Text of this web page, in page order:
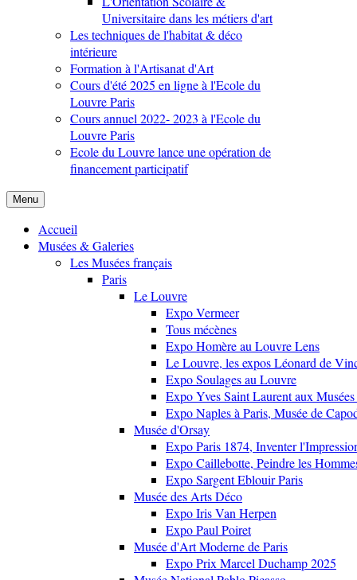
Universitaire dans les métiers d'art
Les techniques de l'habitat & déco
intérieure
Formation à l'Artisanat d'Art
Cours d'été 2025 en ligne à l'Ecole du
Louvre Paris
Cours annuel 2022- 2023 à l'Ecole du
Louvre Paris
Ecole du Louvre lance une opération de
financement participatif
Menu
Accueil
Musées & Galeries
Les Musées français
Paris
Le Louvre
Expo Vermeer
Tous mécènes
Expo Homère au Louvre Lens
Le Louvre, les expos Léonard de
Expo Soulages au Louvre
Expo Yves Saint Laurent aux
Expo Naples à Paris, Musée de
Musée d'Orsay
Expo Paris 1874, Inventer
Expo Caillebotte, Peindre les
Expo Sargent Eblouir Paris
Musée des Arts Déco
Expo Iris Van Herpen
Expo Paul Poiret
Musée d'Art Moderne de Paris
Expo Prix Marcel Duchamp 2025